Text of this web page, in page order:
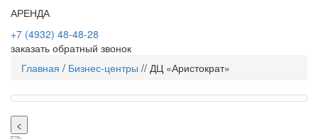
АРЕНДА
+7 (4932) 48-48-28
заказать обратный звонок
Главная / Бизнес-центры // ДЦ «Аристократ»
<